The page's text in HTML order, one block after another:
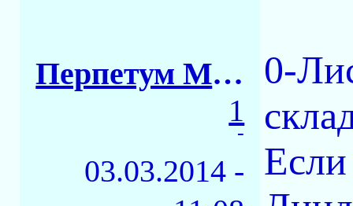
Перпетум Мобиле
1
-
03.03.2014 -
0-